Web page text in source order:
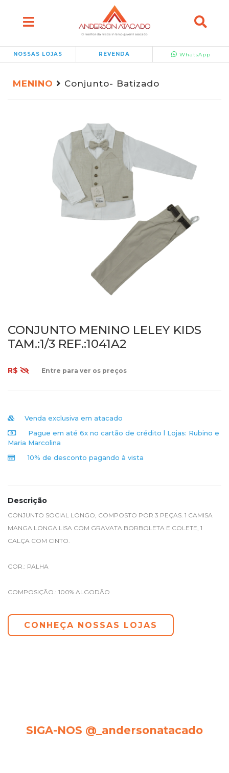
NOSSAS LOJAS REVENDA WhatsApp
MENINO Conjunto- Batizado
CONJUNTO MENINO LELEY KIDS
TAM.:1/3 REF.:1041A2
R$ Entre para ver os preços
Venda exclusiva em atacado
Pague em até 6x no cartão de crédito l Lojas: Rubino e
Maria Marcolina
10% de desconto pagando à vista
Descrição
CONJUNTO SOCIAL LONGO, COMPOSTO POR 3 PEÇAS. 1 CAMISA
MANGA LONGA LISA COM GRAVATA BORBOLETA E COLETE, 1
CALÇA COM CINTO.
COR.: PALHA
COMPOSIÇÃO.: 100% ALGODÃO
CONHEÇA NOSSAS LOJAS
SIGA-NOS @_andersonatacado